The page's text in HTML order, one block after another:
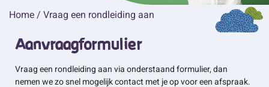
Home / Vraag een rondleiding aan
Aanvraagformulier
Vraag een rondleiding aan via onderstaand formulier, dan
nemen we zo snel mogelijk contact met je op voor een afspraak.